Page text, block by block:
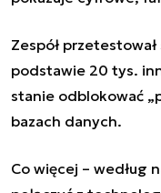
Zespół
podstawie 20 tys.
stanie odblokować
bazach danych.
Co więcej – według